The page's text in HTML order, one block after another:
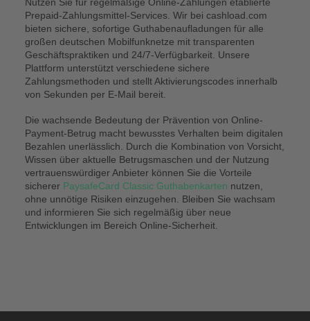
Prepaid-Zahlungsmittel-Services. Wir bei cashload.com
bieten sichere, sofortige Guthabenaufladungen für alle
großen deutschen Mobilfunknetze mit transparenten
Geschäftspraktiken und 24/7-Verfügbarkeit. Unsere
Plattform unterstützt verschiedene sichere
Zahlungsmethoden und stellt Aktivierungscodes innerhalb
von Sekunden per E-Mail bereit.
Die wachsende Bedeutung der Prävention von Online-
Payment-Betrug macht bewusstes Verhalten beim digitalen
Bezahlen unerlässlich. Durch die Kombination von Vorsicht,
Wissen über aktuelle Betrugsmaschen und der Nutzung
vertrauenswürdiger Anbieter können Sie die Vorteile
sicherer PaysafeCard Classic Guthabenkarten nutzen,
ohne unnötige Risiken einzugehen. Bleiben Sie wachsam
und informieren Sie sich regelmäßig über neue
Entwicklungen im Bereich Online-Sicherheit.